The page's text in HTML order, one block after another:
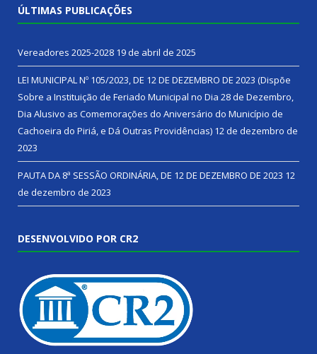
ÚLTIMAS PUBLICAÇÕES
Vereadores 2025-2028 19 de abril de 2025
LEI MUNICIPAL Nº 105/2023, DE 12 DE DEZEMBRO DE 2023 (Dispõe
Sobre a Instituição de Feriado Municipal no Dia 28 de Dezembro,
Dia Alusivo as Comemorações do Aniversário do Município de
Cachoeira do Piriá, e Dá Outras Providências) 12 de dezembro de
2023
PAUTA DA 8ª SESSÃO ORDINÁRIA, DE 12 DE DEZEMBRO DE 2023 12
de dezembro de 2023
DESENVOLVIDO POR CR2